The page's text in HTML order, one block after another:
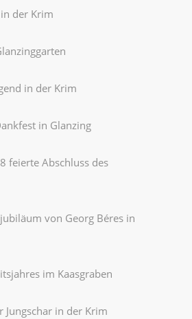
der Krim
in der Krim
in Glanzing
feierte Abschluss des
von Georg Béres in
im Kaasgraben
Jungschar in der Krim